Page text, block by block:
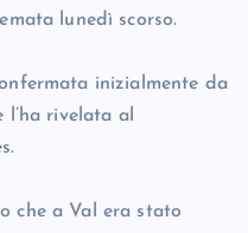
lunedì scorso.
inizialmente da
l’ha rivelata al
che a Val era stato